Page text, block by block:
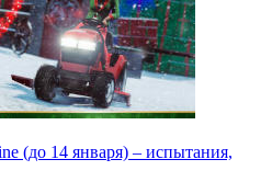
(до 14 января) – испытания,